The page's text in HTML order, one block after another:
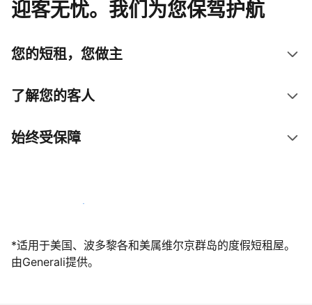
迎客无忧。我们为您保驾护航
您的短租，您做主
了解您的客人
始终受保障
立即与我们一起迎接客人
*适用于美国、波多黎各和美属维尔京群岛的度假短租屋。
由Generali提供。